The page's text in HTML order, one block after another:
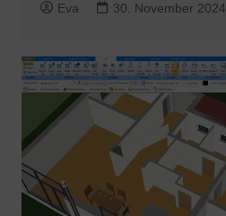
Eva 30. November 2024